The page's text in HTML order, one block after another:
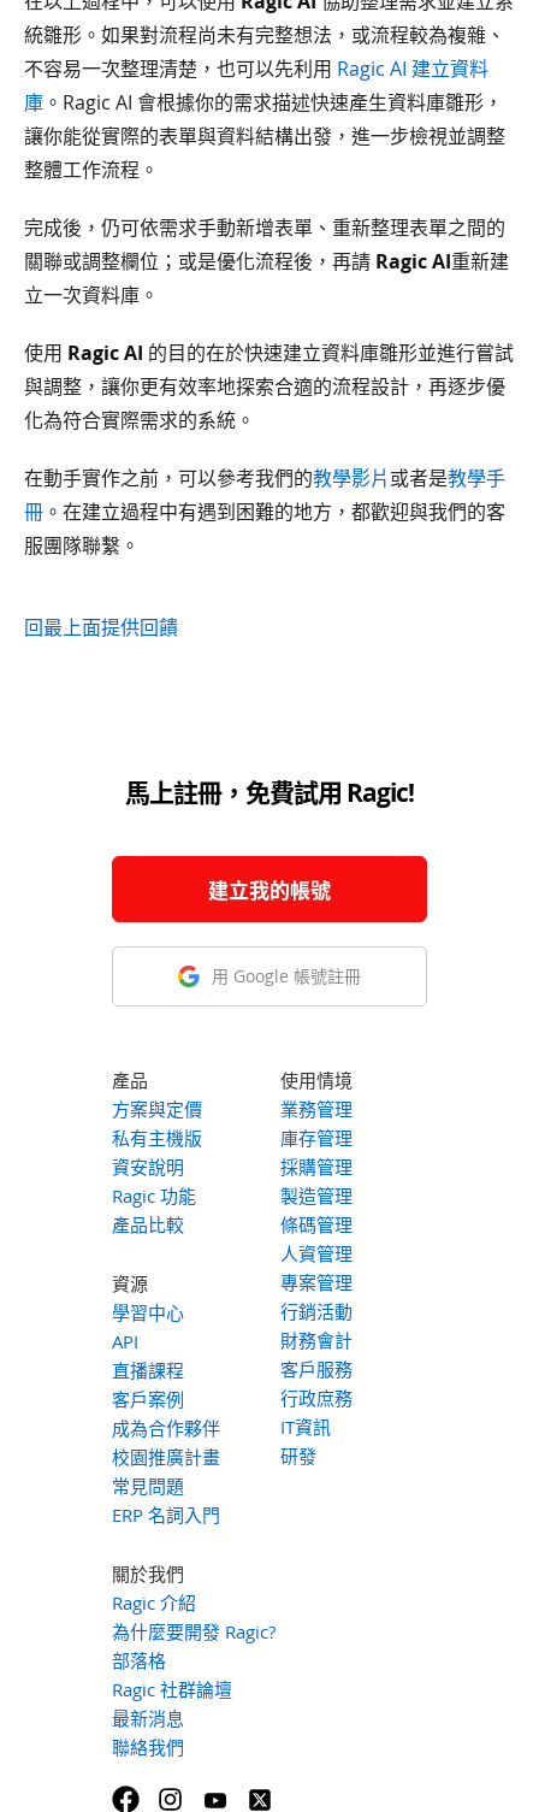
統雛形。如果對流程尚未有完整想法，或流程較為複雜、
不容易一次整理清楚，也可以先利用 Ragic AI 建立資料
庫 。Ragic AI 會根據你的需求描述快速產生資料庫雛形，
讓你能從實際的表單與資料結構出發，進一步檢視並調整
整體工作流程。
完成後，仍可依需求手動新增表單、重新整理表單之間的
關聯或調整欄位；或是優化流程後，再請 Ragic AI重新建
立一次資料庫。
使用 Ragic AI 的目的在於快速建立資料庫雛形並進行嘗試
與調整，讓你更有效率地探索合適的流程設計，再逐步優
化為符合實際需求的系統。
在動手實作之前，可以參考我們的教學影片或者是教學手
冊 。在建立過程中有遇到困難的地方，都歡迎與我們的客
服團隊聯繫。
回最上面提供回饋
馬上註冊，免費試用 Ragic!
建立我的帳號
用 Google 帳號註冊
產品
方案與定價
私有主機版
資安說明
Ragic 功能
產品比較
資源
學習中心
API
直播課程
客戶案例
成為合作夥伴
校園推廣計畫
常見問題
ERP 名詞入門
使用情境
業務管理
庫存管理
採購管理
製造管理
條碼管理
人資管理
專案管理
行銷活動
財務會計
客戶服務
行政庶務
IT資訊
研發
關於我們
Ragic 介紹
為什麼要開發 Ragic?
部落格
Ragic 社群論壇
最新消息
聯絡我們